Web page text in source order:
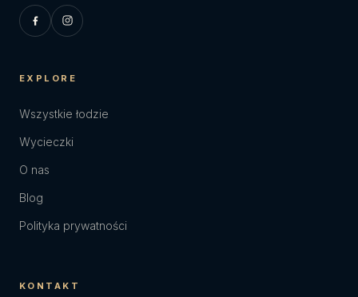
EXPLORE
Wszystkie łodzie
Wycieczki
O nas
Blog
Polityka prywatności
KONTAKT